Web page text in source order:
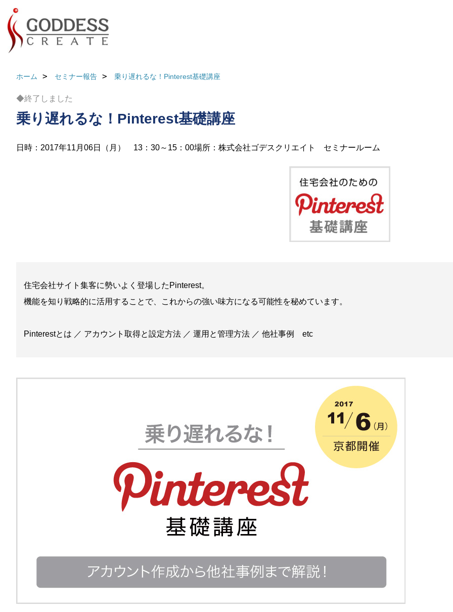
ホーム セミナー報告 乗り遅れるな！Pinterest基礎講座
◆終了しました
乗り遅れるな！Pinterest基礎講座
日時：2017年11月06日（月） 13：30～15：00場所：株式会社ゴデスクリエイト セミナールーム
住宅会社サイト集客に勢いよく登場したPinterest。
機能を知り戦略的に活用することで、これからの強い味方になる可能性を秘めています。
Pinterestとは ／ アカウント取得と設定方法 ／ 運用と管理方法 ／ 他社事例 etc